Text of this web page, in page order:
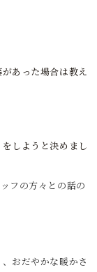
あった場合は教え
しようと決めまし
フの方々との話の
おだやかな暖かさ